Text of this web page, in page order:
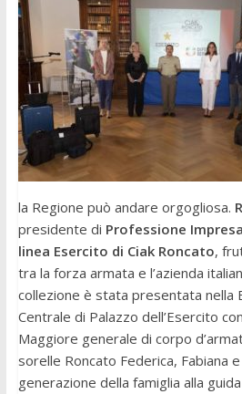
la Regione può andare orgogliosa.
presidente di Professione Impresa
linea Esercito di Ciak Roncato,
tra la forza armata e l’azienda
collezione è stata presentata nella
Centrale di Palazzo dell’Esercito
Maggiore generale di corpo
sorelle Roncato Federica, Fabiana
generazione della famiglia alla